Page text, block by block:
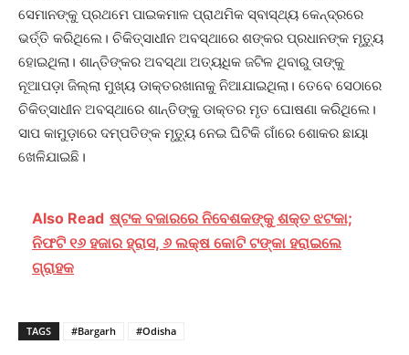
ସେମାନଙ୍କୁ ପ୍ରଥମେ ପାଇକମାଳ ପ୍ରାଥମିକ ସ୍ବାସ୍ଥ୍ୟ କେନ୍ଦ୍ରରେ
ଭର୍ତ୍ତି କରିଥିଲେ। ଚିକିତ୍ସାଧୀନ ଅବସ୍ଥାରେ ଶଙ୍କର ପ୍ରଧାନଙ୍କ ମୃତ୍ୟୁ
ହୋଇଥିଲା। ଶାନ୍ତିଙ୍କର ଅବସ୍ଥା ଅତ୍ୟଧିକ ଜଟିଳ ଥିବାରୁ ତାଙ୍କୁ
ନୂଆପଡ଼ା ଜିଲ୍ଲା ମୁଖ୍ୟ ଡାକ୍ତରଖାନାକୁ ନିଆଯାଇଥିଲା। ତେବେ‌ ସେଠାରେ
ଚିକିତ୍ସାଧୀନ ଅବସ୍ଥାରେ ଶାନ୍ତିଙ୍କୁ ଡାକ୍ତର ମୃତ ଘୋଷଣା କରିଥିଲେ।
ସାପ କାମୁଡ଼ାରେ ଦମ୍ପତିଙ୍କ ମୃତ୍ୟୁ ନେଇ ଘିଟିକି ଗାଁରେ ଶୋକର ଛାୟା
ଖେଳିଯାଇଛି।
Also Read ଷ୍ଟକ ବଜାରରେ ନିବେଶକଙ୍କୁ ଶକ୍ତ ଝଟକା;
ନିଫଟି ୧୬ ହଜାର ହ୍ରାସ, ୬ ଲକ୍ଷ କୋଟି ଟଙ୍କା ହରାଇଲେ
ଗ୍ରାହକ
TAGS #Bargarh #Odisha